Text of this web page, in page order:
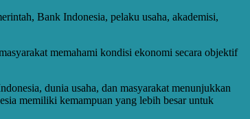
Bank Indonesia, pelaku usaha, akademisi,
memahami kondisi ekonomi secara objektif
dunia usaha, dan masyarakat menunjukkan
memiliki kemampuan yang lebih besar untuk